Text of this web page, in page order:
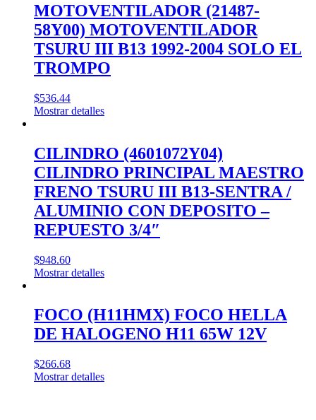
MOTOVENTILADOR (21487-
58Y00) MOTOVENTILADOR
TSURU III B13 1992-2004 SOLO EL
TROMPO
$536.44
Mostrar detalles
CILINDRO (4601072Y04)
CILINDRO PRINCIPAL MAESTRO
FRENO TSURU III B13-SENTRA /
ALUMINIO CON DEPOSITO –
REPUESTO 3/4″
$948.60
Mostrar detalles
FOCO (H11HMX) FOCO HELLA
DE HALOGENO H11 65W 12V
$266.68
Mostrar detalles